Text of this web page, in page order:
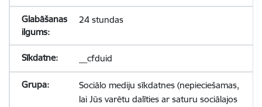
24 stundas
__cfduid
Sociālo mediju sīkdatnes (nepieciešamas,
lai Jūs varētu dalīties ar saturu sociālajos